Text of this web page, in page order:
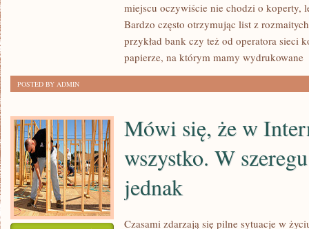
SUKCES
KORPORACJI
miejscu oczywiście nie chodzi o koperty,
Bardzo często otrzymując list z
przykład bank czy też od operatora sieci
papierze, na którym mamy wydrukowane
POSTED BY ADMIN
Mówi się, że w
wszystko. W
jednak
Czasami zdarzają się pilne sytuacje w